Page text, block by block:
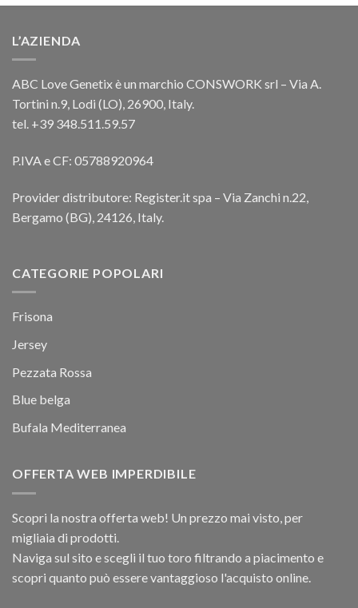
L’AZIENDA
ABC Love Genetix è un marchio CONSWORK srl – Via A.
Tortini n.9, Lodi (LO), 26900, Italy.
tel. +39 348.511.59.57
P.IVA e CF: 05788920964
Provider distributore: Register.it spa – Via Zanchi n.22,
Bergamo (BG), 24126, Italy.
CATEGORIE POPOLARI
Frisona
Jersey
Pezzata Rossa
Blue belga
Bufala Mediterranea
OFFERTA WEB IMPERDIBILE
Scopri la nostra offerta web! Un prezzo mai visto, per
migliaia di prodotti.
Naviga sul sito e scegli il tuo toro filtrando a piacimento e
scopri quanto può essere vantaggioso l'acquisto online.